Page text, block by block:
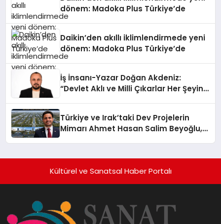
dönem: Madoka Plus Türkiye’de
Daikin’den akıllı iklimlendirmede yeni
dönem: Madoka Plus Türkiye’de
İş İnsanı-Yazar Doğan Akdeniz:
“Devlet Aklı ve Milli Çıkarlar Her Şeyin
Türkiye ve Irak’taki Dev Projelerin
Mimarı Ahmet Hasan Salim Beyoğlu,
Hayata Geçirecek
Kültürel ve Sanatsal Haber Portalı